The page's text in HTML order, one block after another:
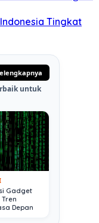
Tingkat
untuk
Gadget
Depan